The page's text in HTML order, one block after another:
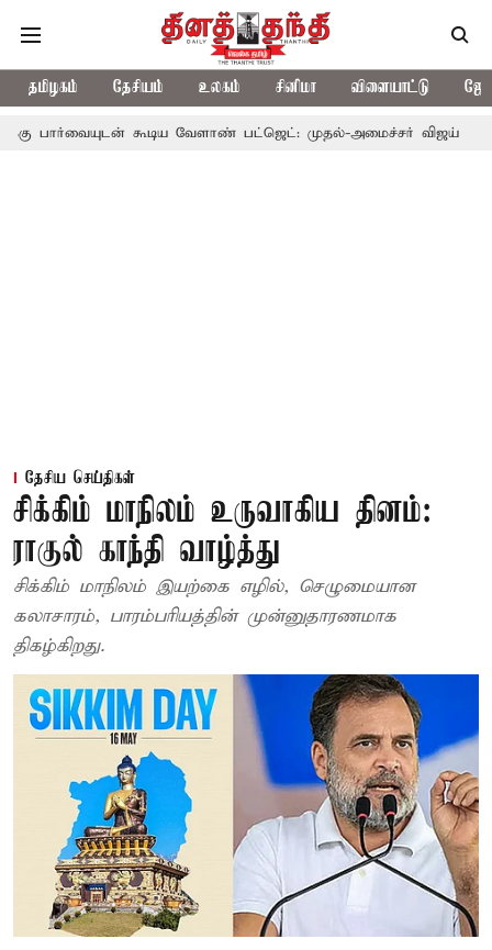
தமிழகம் தேசியம் உலகம் சினிமா விளையாட்டு
கூடிய வேளாண் பட்ஜெட்: முதல்-அமைச்சர் விஜய் தமிழக
தேசிய செய்திகள்
சிக்கிம் மாநிலம் உருவாகிய தினம்:
ராகுல் காந்தி வாழ்த்து
சிக்கிம் மாநிலம் இயற்கை எழில், செழுமையான
கலாசாரம், பாரம்பரியத்தின் முன்னுதாரணமாக
திகழ்கிறது.